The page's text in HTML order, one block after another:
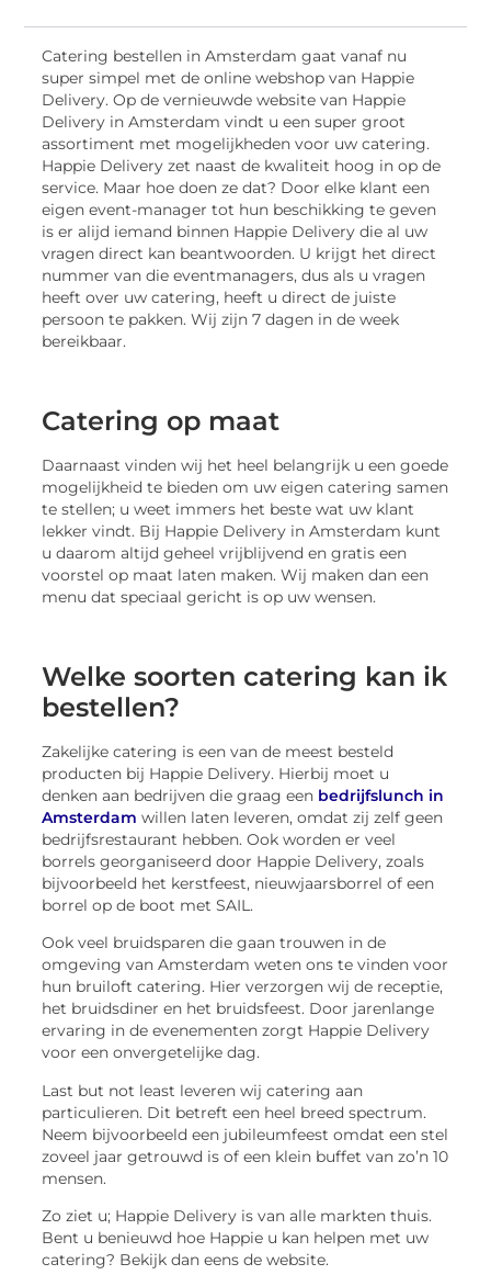
Catering bestellen in Amsterdam gaat vanaf nu
super simpel met de online webshop van Happie
Delivery. Op de vernieuwde website van Happie
Delivery in Amsterdam vindt u een super groot
assortiment met mogelijkheden voor uw catering.
Happie Delivery zet naast de kwaliteit hoog in op de
service. Maar hoe doen ze dat? Door elke klant een
eigen event-manager tot hun beschikking te geven
is er alijd iemand binnen Happie Delivery die al uw
vragen direct kan beantwoorden. U krijgt het direct
nummer van die eventmanagers, dus als u vragen
heeft over uw catering, heeft u direct de juiste
persoon te pakken. Wij zijn 7 dagen in de week
bereikbaar.
Catering op maat
Daarnaast vinden wij het heel belangrijk u een goede
mogelijkheid te bieden om uw eigen catering samen
te stellen; u weet immers het beste wat uw klant
lekker vindt. Bij Happie Delivery in Amsterdam kunt
u daarom altijd geheel vrijblijvend en gratis een
voorstel op maat laten maken. Wij maken dan een
menu dat speciaal gericht is op uw wensen.
Welke soorten catering kan ik
bestellen?
Zakelijke catering is een van de meest besteld
producten bij Happie Delivery. Hierbij moet u
denken aan bedrijven die graag een bedrijfslunch in
Amsterdamwillen laten leveren, omdat zij zelf geen
bedrijfsrestaurant hebben. Ook worden er veel
borrels georganiseerd door Happie Delivery, zoals
bijvoorbeeld het kerstfeest, nieuwjaarsborrel of een
borrel op de boot met SAIL.
Ook veel bruidsparen die gaan trouwen in de
omgeving van Amsterdam weten ons te vinden voor
hun bruiloft catering. Hier verzorgen wij de receptie,
het bruidsdiner en het bruidsfeest. Door jarenlange
ervaring in de evenementen zorgt Happie Delivery
voor een onvergetelijke dag.
Last but not least leveren wij catering aan
particulieren. Dit betreft een heel breed spectrum.
Neem bijvoorbeeld een jubileumfeest omdat een stel
zoveel jaar getrouwd is of een klein buffet van zo’n 10
mensen.
Zo ziet u; Happie Delivery is van alle markten thuis.
Bent u benieuwd hoe Happie u kan helpen met uw
catering? Bekijk dan eens de website.